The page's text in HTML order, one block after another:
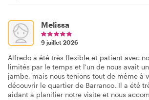
Melissa
9 juillet 2026
Alfredo a été très flexible et patient avec
limités par le temps et l'un de nous avait
jambe, mais nous tenions tout de même à
découvrir le quartier de Barranco. Il a été
aidant à planifier notre visite et nous